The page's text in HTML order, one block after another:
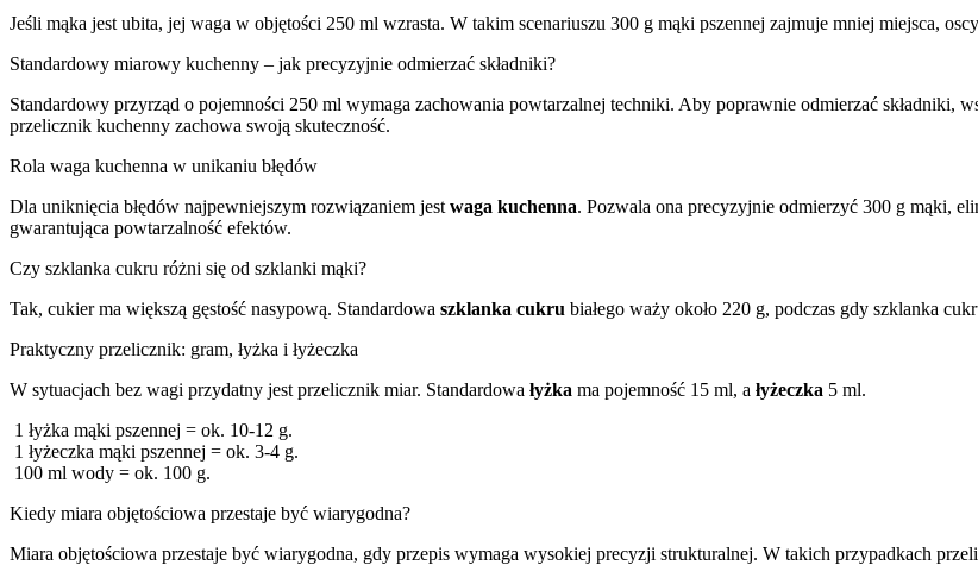
Jeśli mąka jest ubita, jej waga w objętości 250 ml wzrasta. W takim scenariuszu 300 g mąki pszennej zajmuje mniej miejsca,
Standardowy miarowy kuchenny – jak precyzyjnie odmierzać składniki?
Standardowy przyrząd o pojemności 250 ml wymaga zachowania powtarzalnej techniki. Aby poprawnie odmierzać
przelicznik kuchenny zachowa swoją skuteczność.
Rola waga kuchenna w unikaniu błędów
Dla uniknięcia błędów najpewniejszym rozwiązaniem jest waga kuchenna. Pozwala ona precyzyjnie odmierzyć 300 g mąki,
gwarantująca powtarzalność efektów.
Czy szklanka cukru różni się od szklanki mąki?
Tak, cukier ma większą gęstość nasypową. Standardowa szklanka cukru białego waży około 220 g, podczas gdy szklanka
Praktyczny przelicznik: gram, łyżka i łyżeczka
W sytuacjach bez wagi przydatny jest przelicznik miar. Standardowa łyżka ma pojemność 15 ml, a łyżeczka 5 ml.
1 łyżka mąki pszennej = ok. 10-12 g.
1 łyżeczka mąki pszennej = ok. 3-4 g.
100 ml wody = ok. 100 g.
Kiedy miara objętościowa przestaje być wiarygodna?
Miara objętościowa przestaje być wiarygodna, gdy przepis wymaga wysokiej precyzji strukturalnej. W takich przypadkach